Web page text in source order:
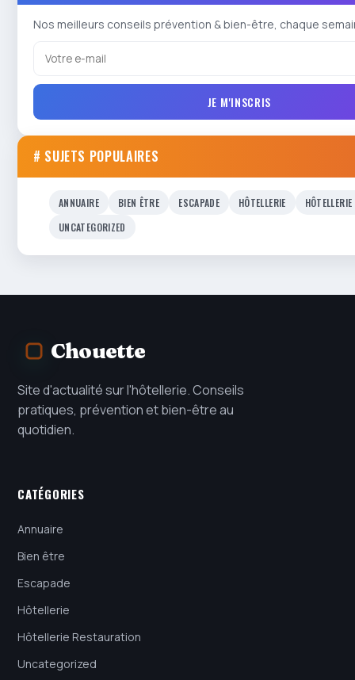
Nos meilleurs conseils prévention & bien-être, chaque
JE M'INSCRIS
# SUJETS POPULAIRES
ANNUAIRE BIEN ÊTRE ESCAPADE HÔTELLERIE
UNCATEGORIZED
Chouette
Site d'actualité sur l'hôtellerie. Conseils
pratiques, prévention et bien-être au
quotidien.
CATÉGORIES
Annuaire
Bien être
Escapade
Hôtellerie
Hôtellerie Restauration
Uncategorized